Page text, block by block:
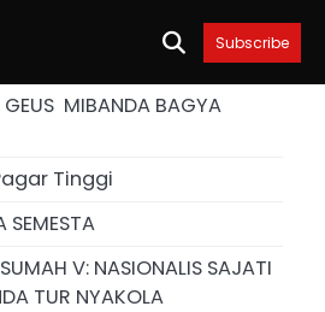
Subscribe
GEUS MIBANDA BAGYA
Tinggi
SEMESTA
V: NASIONALIS SAJATI
TUR NYAKOLA